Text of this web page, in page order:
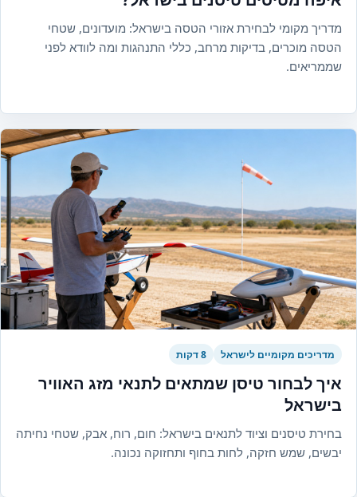
מדריך מקומי לבחירת אזורי הטסה בישראל: מועדונים, שטחי
הטסה מוכרים, בדיקות מרחב, כללי התנהגות ומה לוודא לפני
שממריאים.
מדריכים מקומיים לישראל 8 דקות
איך לבחור טיסן שמתאים לתנאי מזג האוויר
בישראל
בחירת טיסנים וציוד לתנאים בישראל: חום, רוח, אבק, שטחי נחיתה
יבשים, שמש חזקה, לחות בחוף ותחזוקה נכונה.